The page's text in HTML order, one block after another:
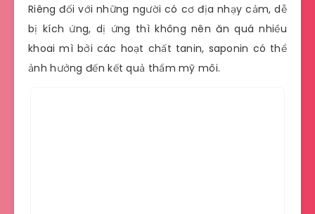
Riêng đối với những người có cơ địa nhạy cảm, dễ
bị kích ứng, dị ứng thì không nên ăn quá nhiều
khoai mì bởi các hoạt chất tanin, saponin có thể
ảnh hưởng đến kết quả thẩm mỹ môi.